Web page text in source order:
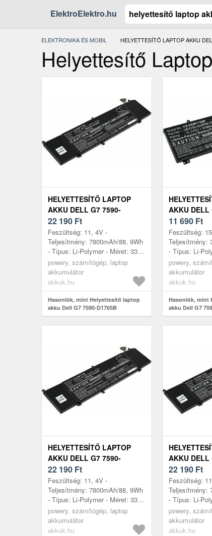
ElektroElektro.hu
ELEKTRONIKA ÉS MOBIL JELENLEGI:
HELYETTESÍTŐ LAPTOP AKKU
Helyettesítő
HELYETTESÍTŐ LAPTOP
AKKU DELL G7 7590-
D1765B
22 190 Ft
Feszültség: 11, 4V -
Teljesítmény: 7800mAh/88, 9Wh
- Típus: Li-Polymer - Méret: 332,
6mm x 86, 1mm x 11, 6mm
powery, számítógép, laptop
akkumulátor
akkuk.hu
Hasonlók, mint Helyettesítő laptop
akku Dell G7 7590-D1765B
AKKU DELL
D1765B
11 690 Ft
Feszültség:
Teljesítmény:
- Típus: Li-
52mm x 87,
powery,
akkumulátor
akkuk.hu
Hasonlók, mint
akku Dell G7
HELYETTESÍTŐ LAPTOP
AKKU DELL G7 7590-
D1865B
22 190 Ft
Feszültség: 11, 4V -
Teljesítmény: 7800mAh/88, 9Wh
- Típus: Li-Polymer - Méret: 332,
6mm x 86, 1mm x 11, 6mm
powery, számítógép, laptop
akkumulátor
akkuk.hu
AKKU DELL
D1885B
22 190 Ft
Feszültség:
Teljesítmény:
- Típus: Li-
6mm x 86,
powery,
akkumulátor
akkuk.hu